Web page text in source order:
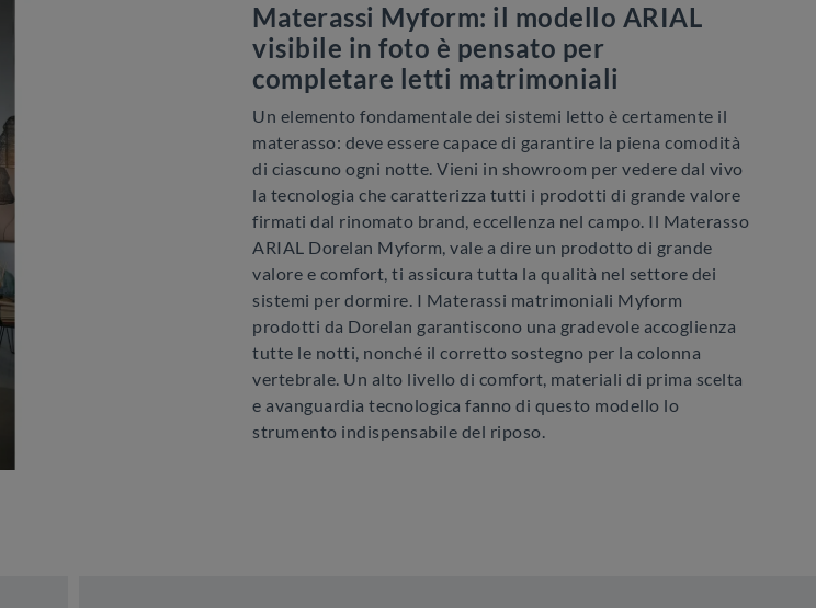
Materassi Myform: il modello ARIAL
visibile in foto è pensato per
completare letti matrimoniali
Un elemento fondamentale dei sistemi letto è certamente il
materasso: deve essere capace di garantire la piena comodità
di ciascuno ogni notte. Vieni in showroom per vedere dal vivo
la tecnologia che caratterizza tutti i prodotti di grande valore
firmati dal rinomato brand, eccellenza nel campo. Il Materasso
ARIAL Dorelan Myform, vale a dire un prodotto di grande
valore e comfort, ti assicura tutta la qualità nel settore dei
sistemi per dormire. I Materassi matrimoniali Myform
prodotti da Dorelan garantiscono una gradevole accoglienza
tutte le notti, nonché il corretto sostegno per la colonna
vertebrale. Un alto livello di comfort, materiali di prima scelta
e avanguardia tecnologica fanno di questo modello lo
strumento indispensabile del riposo.